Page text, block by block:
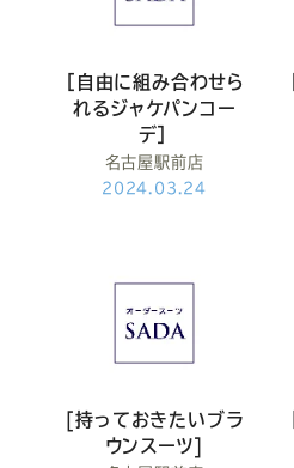
［自由に組み合わせら
れるジャケパンコー
デ］
名古屋駅前店
2024.03.24
[持っておきたいブラ
ウンスーツ]